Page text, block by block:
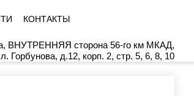
КОНТАКТЫ
ВНУТРЕННЯЯ сторона 56-го км МКАД,
Горбунова, д.12, корп. 2, стр. 5, 6, 8, 10